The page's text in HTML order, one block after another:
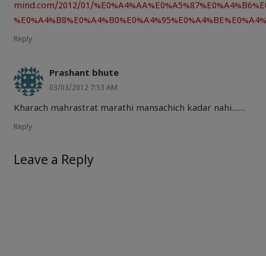
mind.com/2012/01/
Reply
Prashant bhute
03/03/2012 7:53 AM
Kharach mahrastrat marathi mansachich kadar nahi……
Reply
Leave a Reply